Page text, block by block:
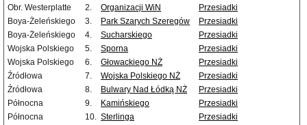
Obr. Westerplatte
2. Organizacji WiN
Przesiadki
Boya-Żeleńskiego
3. Park Szarych Szeregów
Przesiadki
Boya-Żeleńskiego
4. Sucharskiego
Przesiadki
Wojska Polskiego
5. Sporna
Przesiadki
Wojska Polskiego
6. Głowackiego NŻ
Przesiadki
Źródłowa
7. Wojska Polskiego NŻ
Przesiadki
Źródłowa
8. Bulwary Nad Łódką NŻ
Przesiadki
Północna
9. Kamińskiego
Przesiadki
Północna
10. Sterlinga
Przesiadki